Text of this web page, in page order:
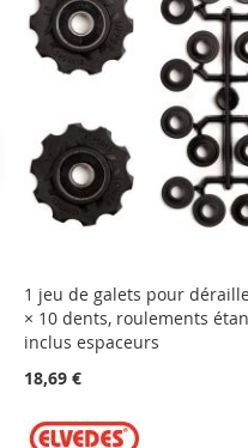
1 jeu de galets pour
× 10 dents, roulements
inclus espaceurs
18,69 €